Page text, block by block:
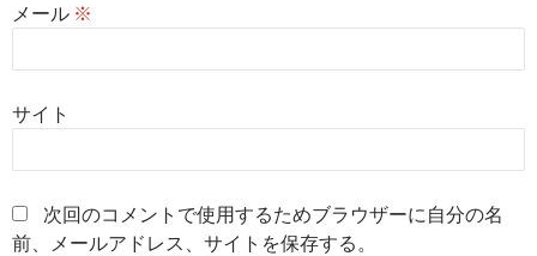
メール ※
サイト
次回のコメントで使用するためブラウザーに自分の名
前、メールアドレス、サイトを保存する。